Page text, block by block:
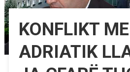
KONFLIKT ME
ADRIATIK